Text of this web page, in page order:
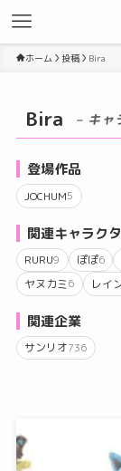
ホーム 投稿 Bira
Bira – キャ
登場作品
JOCHUM5
関連キャラク
RURU9 ぽぽ6
ヤヌカミ6 レイ
関連企業
サンリオ736